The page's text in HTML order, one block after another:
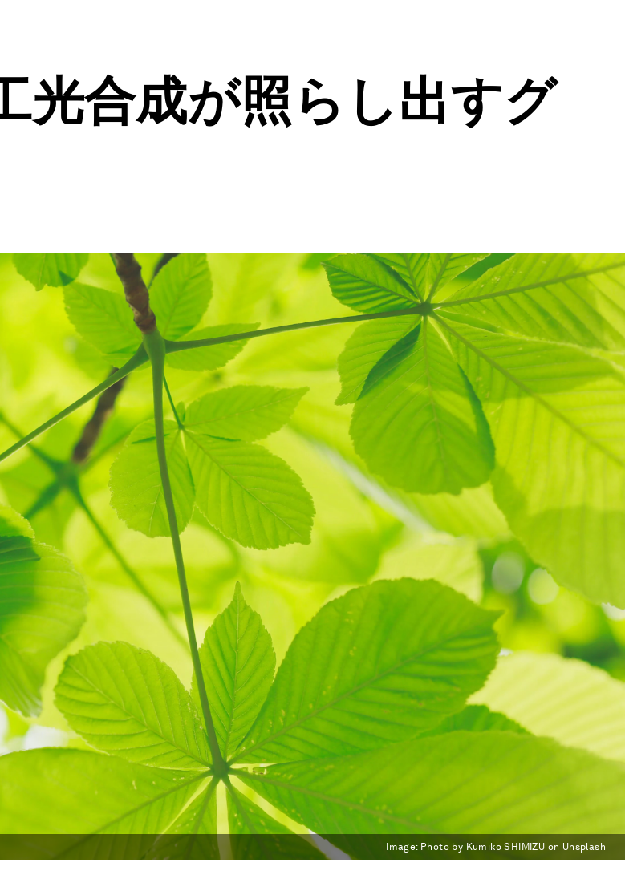
光合成が照らし出すグ
Image: Photo by Kumiko SHIMIZU on Unsplash